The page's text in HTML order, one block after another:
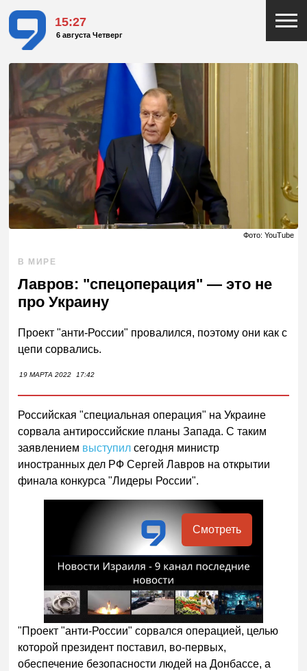
15:27
6 августа Четверг
Фото: YouTube
В МИРЕ
Лавров: "спецоперация" — это не
про Украину
Проект "анти-России" провалился, поэтому они как с
цепи сорвались.
19 МАРТА 2022 17:42
Российская "специальная операция" на Украине
сорвала антироссийские планы Запада. С таким
заявлением выступил сегодня министр
иностранных дел РФ Сергей Лавров на открытии
финала конкурса "Лидеры России".
Смотреть
"Проект "анти-России" сорвался операцией, целью
которой президент поставил, во-первых,
обеспечение безопасности людей на Донбассе, а